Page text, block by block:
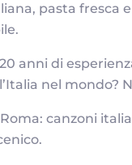
pasta fresca
anni di
nel mondo?
canzoni